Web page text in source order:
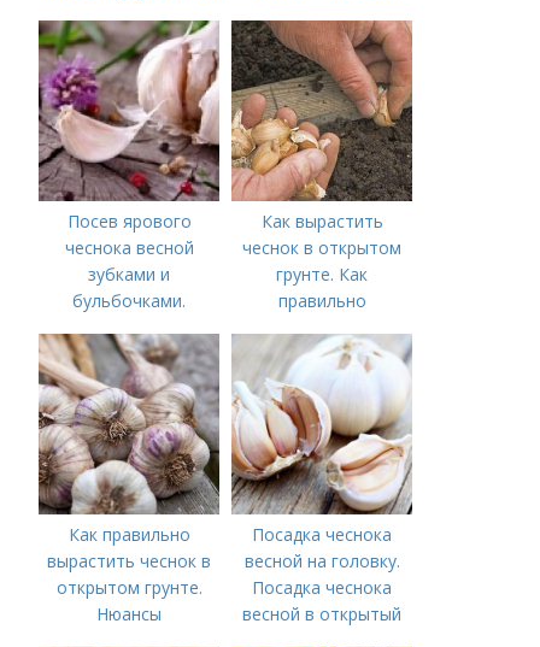
времени на спорт
Посев ярового
чеснока весной
зубками и
бульбочками.
посадки озимого
чеснока
Как вырастить
чеснок в открытом
грунте. Как
правильно
открытом грунте
Как правильно
вырастить чеснок в
открытом грунте.
Нюансы
Посадка чеснока
весной на головку.
Посадка чеснока
весной в открытый